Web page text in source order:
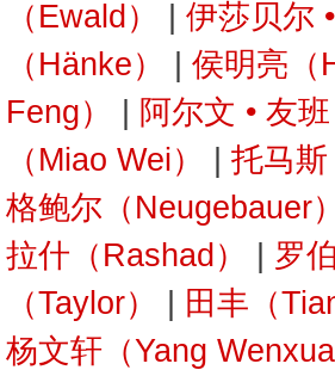
（Ewald）
伊莎贝尔
（Hänke）
侯明亮（
Feng）
阿尔文 • 友班
（Miao Wei）
托马斯
格鲍尔（Neugebauer）
拉什（Rashad）
罗
（Taylor）
田丰（
杨文轩（Yang